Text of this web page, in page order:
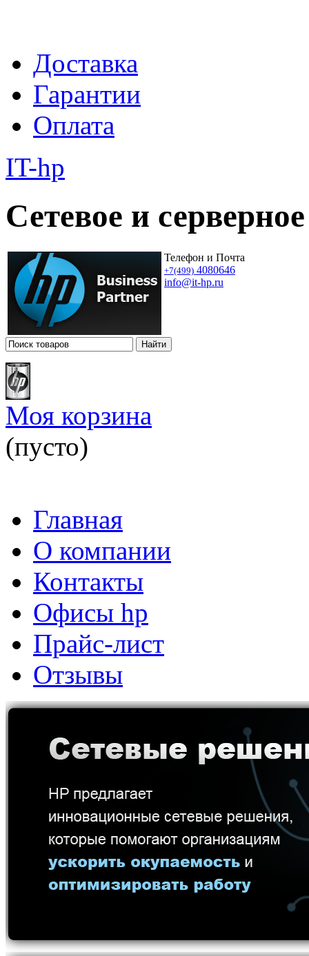
Доставка
Гарантии
Оплата
IT-hp
Сетевое и
Телефон и Почта
+7(499) 4080646
info@it-hp.ru
Моя корзина
(пусто)
Главная
О компании
Контакты
Офисы hp
Прайс-лист
Отзывы